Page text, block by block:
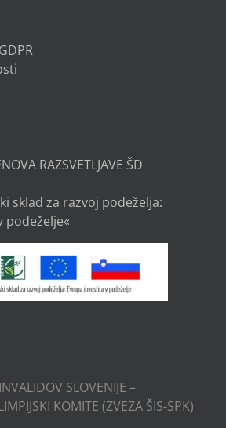
RAZSVETLJAVE ŠD
sklad za razvoj podeželja:
podeželje«
SLOVENIJE –
KOMITE (ZVEZA ŠIS-SPK)